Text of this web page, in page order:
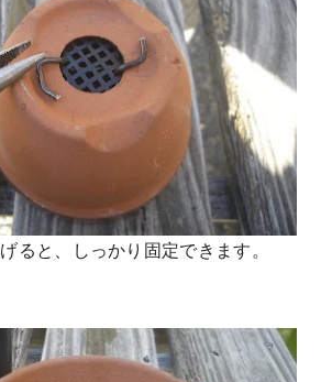
ると、しっかり固定できます。